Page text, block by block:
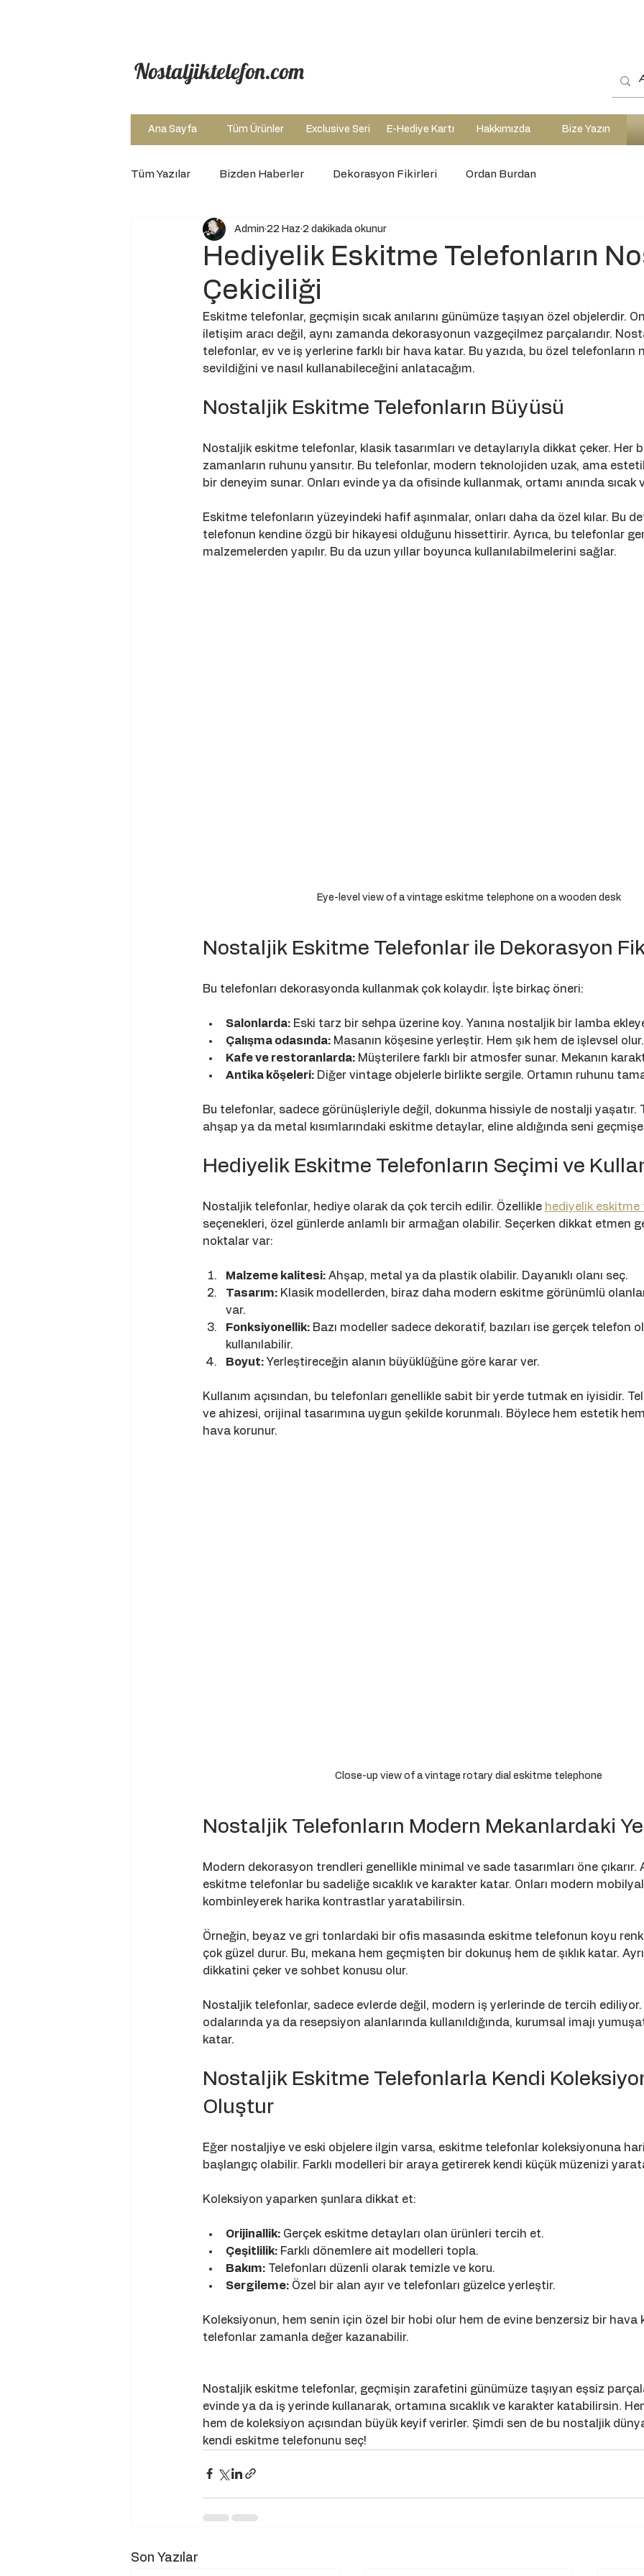
Nostaljiktelefon.com
Ana Sayfa Tüm Ürünler Exclusive Seri E-Hediye Kartı Hakkımızda Bize Yazın
Tüm Yazılar Bizden Haberler Dekorasyon Fikirleri Ordan Burdan
Hediyelik Eskitme Telefonların
Çekiciliği
Admin 22 Haz 2 dakikada okunur
Eskitme telefonlar, geçmişin sıcak anılarını günümüze taşıyan özel objelerdir.
iletişim aracı değil, aynı zamanda dekorasyonun vazgeçilmez parçalarıdır.
telefonlar, ev ve iş yerlerine farklı bir hava katar. Bu yazıda, bu özel telefonların
sevildiğini ve nasıl kullanabileceğini anlatacağım.
Nostaljik Eskitme Telefonların Büyüsü
Nostaljik eskitme telefonlar, klasik tasarımları ve detaylarıyla dikkat çeker. Her
zamanların ruhunu yansıtır. Bu telefonlar, modern teknolojiden uzak, ama
bir deneyim sunar. Onları evinde ya da ofisinde kullanmak, ortamı anında sıcak
Eskitme telefonların yüzeyindeki hafif aşınmalar, onları daha da özel kılar. Bu
telefonun kendine özgü bir hikayesi olduğunu hissettirir. Ayrıca, bu telefonlar
malzemelerden yapılır. Bu da uzun yıllar boyunca kullanılabilmelerini sağlar.
Eye-level view of a vintage eskitme telephone on a wooden desk
Nostaljik Eskitme Telefonlar ile Dekorasyon
Bu telefonları dekorasyonda kullanmak çok kolaydır. İşte birkaç öneri:
Salonlarda: Eski tarz bir sehpa üzerine koy. Yanına nostaljik bir lamba
Çalışma odasında: Masanın köşesine yerleştir. Hem şık hem de işlevsel olur.
Kafe ve restoranlarda: Müşterilere farklı bir atmosfer sunar. Mekanın
Antika köşeleri: Diğer vintage objelerle birlikte sergile. Ortamın ruhunu
Bu telefonlar, sadece görünüşleriyle değil, dokunma hissiyle de nostalji yaşatır.
ahşap ya da metal kısımlarındaki eskitme detaylar, eline aldığında seni
Hediyelik Eskitme Telefonların Seçimi ve
Nostaljik telefonlar, hediye olarak da çok tercih edilir. Özellikle hediyelik eskitme
seçenekleri, özel günlerde anlamlı bir armağan olabilir. Seçerken dikkat etmen
noktalar var:
Malzeme kalitesi: Ahşap, metal ya da plastik olabilir. Dayanıklı olanı seç.
Tasarım: Klasik modellerden, biraz daha modern eskitme görünümlü
var.
Fonksiyonellik: Bazı modeller sadece dekoratif, bazıları ise gerçek telefon
kullanılabilir.
Boyut: Yerleştireceğin alanın büyüklüğüne göre karar ver.
Kullanım açısından, bu telefonları genellikle sabit bir yerde tutmak en iyisidir.
ve ahizesi, orijinal tasarımına uygun şekilde korunmalı. Böylece hem estetik
hava korunur.
Close-up view of a vintage rotary dial eskitme telephone
Nostaljik Telefonların Modern Mekanlardaki
Modern dekorasyon trendleri genellikle minimal ve sade tasarımları öne çıkarır.
eskitme telefonlar bu sadeliğe sıcaklık ve karakter katar. Onları modern
kombinleyerek harika kontrastlar yaratabilirsin.
Örneğin, beyaz ve gri tonlardaki bir ofis masasında eskitme telefonun koyu
çok güzel durur. Bu, mekana hem geçmişten bir dokunuş hem de şıklık katar.
dikkatini çeker ve sohbet konusu olur.
Nostaljik telefonlar, sadece evlerde değil, modern iş yerlerinde de tercih ediliyor.
odalarında ya da resepsiyon alanlarında kullanıldığında, kurumsal imajı
katar.
Nostaljik Eskitme Telefonlarla Kendi
Oluştur
Eğer nostaljiye ve eski objelere ilgin varsa, eskitme telefonlar koleksiyonuna
başlangıç olabilir. Farklı modelleri bir araya getirerek kendi küçük müzenizi
Koleksiyon yaparken şunlara dikkat et:
Orijinallik: Gerçek eskitme detayları olan ürünleri tercih et.
Çeşitlilik: Farklı dönemlere ait modelleri topla.
Bakım: Telefonları düzenli olarak temizle ve koru.
Sergileme: Özel bir alan ayır ve telefonları güzelce yerleştir.
Koleksiyonun, hem senin için özel bir hobi olur hem de evine benzersiz bir hava
telefonlar zamanla değer kazanabilir.
Nostaljik eskitme telefonlar, geçmişin zarafetini günümüze taşıyan eşsiz
evinde ya da iş yerinde kullanarak, ortamına sıcaklık ve karakter katabilirsin.
hem de koleksiyon açısından büyük keyif verirler. Şimdi sen de bu nostaljik
kendi eskitme telefonunu seç!
Son Yazılar